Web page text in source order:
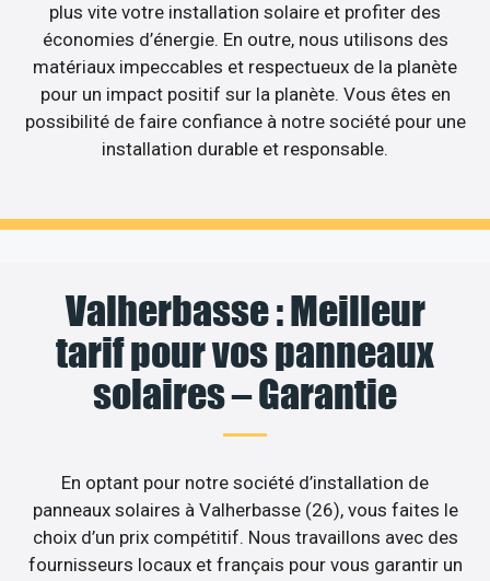
plus vite votre installation solaire et profiter des
économies d’énergie. En outre, nous utilisons des
matériaux impeccables et respectueux de la planète
pour un impact positif sur la planète. Vous êtes en
possibilité de faire confiance à notre société pour une
installation durable et responsable.
Valherbasse : Meilleur
tarif pour vos panneaux
solaires – Garantie
En optant pour notre société d’installation de
panneaux solaires à Valherbasse (26), vous faites le
choix d’un prix compétitif. Nous travaillons avec des
fournisseurs locaux et français pour vous garantir un